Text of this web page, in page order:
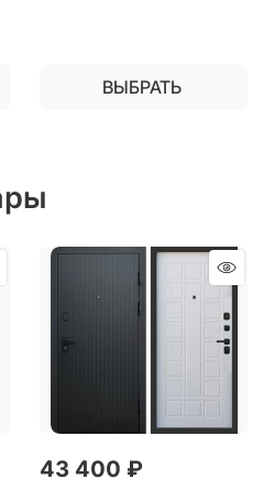
ВЫБРАТЬ
43 400 ₽